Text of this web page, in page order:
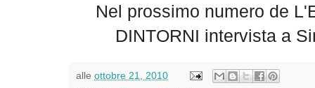
Nel prossimo numero de
DINTORNI intervista a
alle ottobre 21, 2010